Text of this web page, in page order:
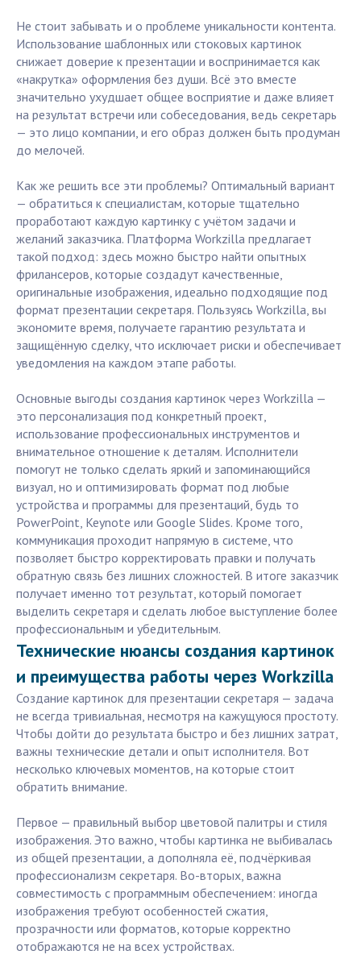
Не стоит забывать и о проблеме уникальности контента.
Использование шаблонных или стоковых картинок
снижает доверие к презентации и воспринимается как
«накрутка» оформления без души. Всё это вместе
значительно ухудшает общее восприятие и даже влияет
на результат встречи или собеседования, ведь секретарь
— это лицо компании, и его образ должен быть продуман
до мелочей.
Как же решить все эти проблемы? Оптимальный вариант
— обратиться к специалистам, которые тщательно
проработают каждую картинку с учётом задачи и
желаний заказчика. Платформа Workzilla предлагает
такой подход: здесь можно быстро найти опытных
фрилансеров, которые создадут качественные,
оригинальные изображения, идеально подходящие под
формат презентации секретаря. Пользуясь Workzilla, вы
экономите время, получаете гарантию результата и
защищённую сделку, что исключает риски и обеспечивает
уведомления на каждом этапе работы.
Основные выгоды создания картинок через Workzilla —
это персонализация под конкретный проект,
использование профессиональных инструментов и
внимательное отношение к деталям. Исполнители
помогут не только сделать яркий и запоминающийся
визуал, но и оптимизировать формат под любые
устройства и программы для презентаций, будь то
PowerPoint, Keynote или Google Slides. Кроме того,
коммуникация проходит напрямую в системе, что
позволяет быстро корректировать правки и получать
обратную связь без лишних сложностей. В итоге заказчик
получает именно тот результат, который помогает
выделить секретаря и сделать любое выступление более
профессиональным и убедительным.
Технические нюансы создания картинок
и преимущества работы через Workzilla
Создание картинок для презентации секретаря — задача
не всегда тривиальная, несмотря на кажущуюся простоту.
Чтобы дойти до результата быстро и без лишних затрат,
важны технические детали и опыт исполнителя. Вот
несколько ключевых моментов, на которые стоит
обратить внимание.
Первое — правильный выбор цветовой палитры и стиля
изображения. Это важно, чтобы картинка не выбивалась
из общей презентации, а дополняла её, подчёркивая
профессионализм секретаря. Во-вторых, важна
совместимость с программным обеспечением: иногда
изображения требуют особенностей сжатия,
прозрачности или форматов, которые корректно
отображаются не на всех устройствах.